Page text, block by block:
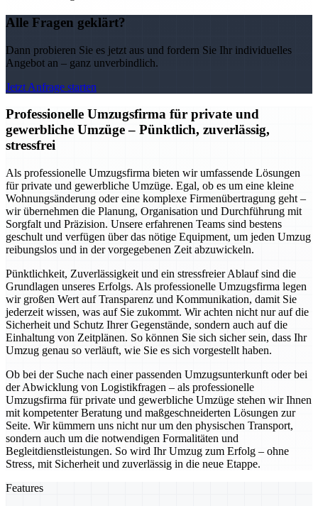
Alle Fragen geklärt?
Dann probieren Sie es jetzt aus und fordern Sie Ihr individuelles
Angebot an – ganz unverbindlich.
Jetzt Anfrage starten
Professionelle Umzugsfirma für private und
gewerbliche Umzüge – Pünktlich, zuverlässig,
stressfrei
Als professionelle Umzugsfirma bieten wir umfassende Lösungen
für private und gewerbliche Umzüge. Egal, ob es um eine kleine
Wohnungsänderung oder eine komplexe Firmenübertragung geht –
wir übernehmen die Planung, Organisation und Durchführung mit
Sorgfalt und Präzision. Unsere erfahrenen Teams sind bestens
geschult und verfügen über das nötige Equipment, um jeden Umzug
reibungslos und in der vorgegebenen Zeit abzuwickeln.
Pünktlichkeit, Zuverlässigkeit und ein stressfreier Ablauf sind die
Grundlagen unseres Erfolgs. Als professionelle Umzugsfirma legen
wir großen Wert auf Transparenz und Kommunikation, damit Sie
jederzeit wissen, was auf Sie zukommt. Wir achten nicht nur auf die
Sicherheit und Schutz Ihrer Gegenstände, sondern auch auf die
Einhaltung von Zeitplänen. So können Sie sich sicher sein, dass Ihr
Umzug genau so verläuft, wie Sie es sich vorgestellt haben.
Ob bei der Suche nach einer passenden Umzugsunterkunft oder bei
der Abwicklung von Logistikfragen – als professionelle
Umzugsfirma für private und gewerbliche Umzüge stehen wir Ihnen
mit kompetenter Beratung und maßgeschneiderten Lösungen zur
Seite. Wir kümmern uns nicht nur um den physischen Transport,
sondern auch um die notwendigen Formalitäten und
Begleitdienstleistungen. So wird Ihr Umzug zum Erfolg – ohne
Stress, mit Sicherheit und zuverlässig in die neue Etappe.
Features